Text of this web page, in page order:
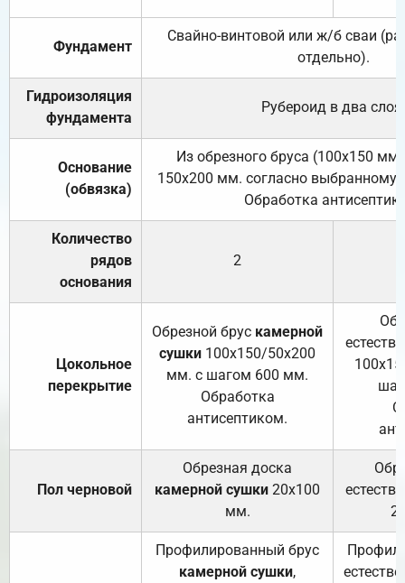
Фундамент
Свайно-винтовой или ж/б сваи
отдельно).
Гидроизоляция
фундамента
Рубероид в два слоя.
Основание
(обвязка)
Из обрезного бруса (100х150
150х200 мм. согласно выбранному
Обработка
Количество
рядов
основания
2
Цокольное
перекрытие
Обрезной брус камерной
сушки 100х150/50х200
мм. с шагом 600 мм.
Обработка
антисептиком.
Пол черновой
Обрезная доска
камерной сушки 20х100
мм.
Профилированный брус
камерной сушки,